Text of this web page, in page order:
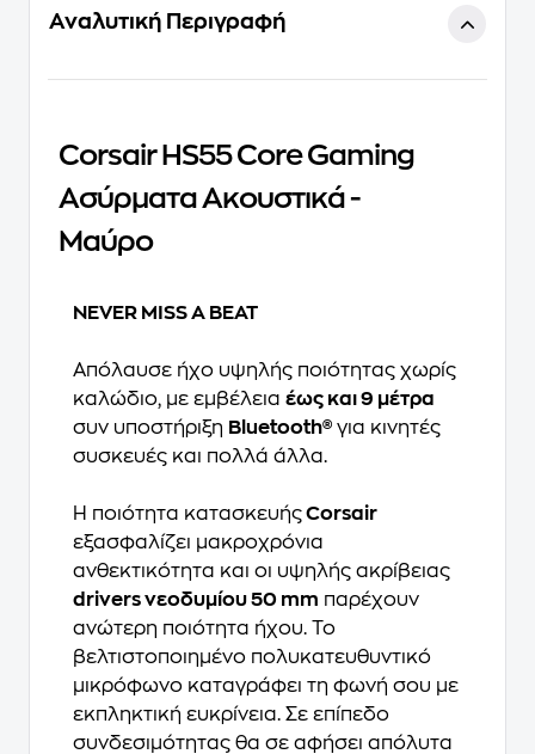
Αναλυτική Περιγραφή
Corsair HS55 Core Gaming
Ασύρματα Ακουστικά -
Μαύρο
NEVER MISS A BEAT
Απόλαυσε ήχο υψηλής ποιότητας χωρίς
καλώδιο, με εμβέλεια έως και 9 μέτρα
συν υποστήριξη Bluetooth® για κινητές
συσκευές και πολλά άλλα.
Η ποιότητα κατασκευήςCorsair
εξασφαλίζει μακροχρόνια
ανθεκτικότητα και οι υψηλής ακρίβειας
drivers νεοδυμίου 50 mm παρέχουν
ανώτερη ποιότητα ήχου. Το
βελτιστοποιημένο πολυκατευθυντικό
μικρόφωνο καταγράφει τη φωνή σου με
εκπληκτική ευκρίνεια. Σε επίπεδο
συνδεσιμότητας θα σε αφήσει απόλυτα